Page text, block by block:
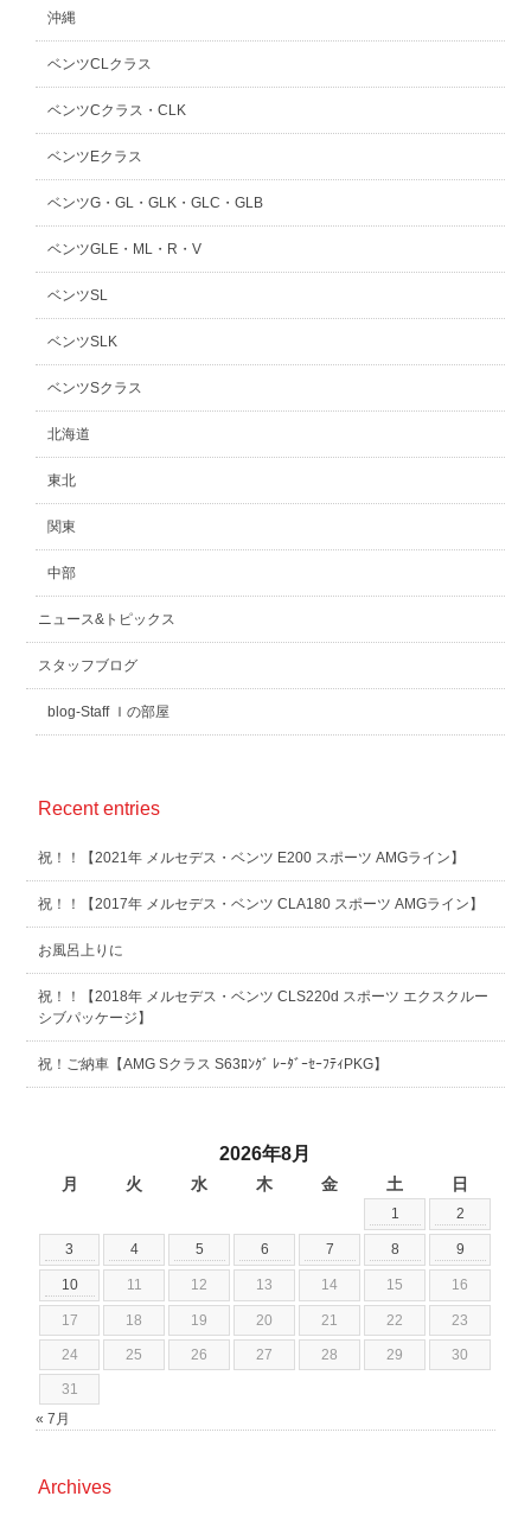
沖縄
ベンツCLクラス
ベンツCクラス・CLK
ベンツEクラス
ベンツG・GL・GLK・GLC・GLB
ベンツGLE・ML・R・V
ベンツSL
ベンツSLK
ベンツSクラス
北海道
東北
関東
中部
ニュース&トピックス
スタッフブログ
blog-Staff Ｉの部屋
Recent entries
祝！！【2021年 メルセデス・ベンツ E200 スポーツ AMGライン】
祝！！【2017年 メルセデス・ベンツ CLA180 スポーツ AMGライン】
お風呂上りに
祝！！【2018年 メルセデス・ベンツ CLS220d スポーツ エクスクルー
シブパッケージ】
祝！ご納車【AMG Sクラス S63ﾛﾝｸﾞ ﾚｰﾀﾞｰｾｰﾌﾃｨPKG】
2026年8月
月 火 水 木 金 土 日
1 2
3 4 5 6 7 8 9
10 11 12 13 14 15 16
17 18 19 20 21 22 23
24 25 26 27 28 29 30
31
« 7月
Archives